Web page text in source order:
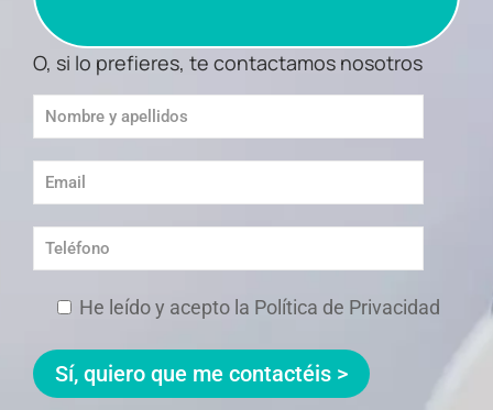
O, si lo prefieres, te contactamos nosotros
He leído y acepto la Política de Privacidad